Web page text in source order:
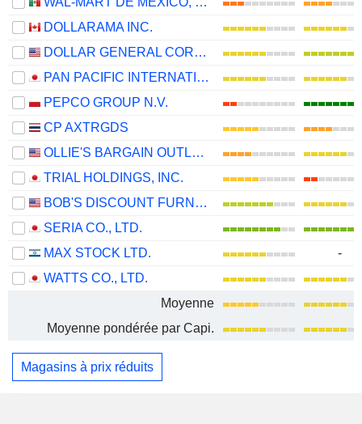
DOLLARAMA INC.
DOLLAR GENERAL CORPORATION
PAN PACIFIC INTERNATIONAL HOLDINGS CORPORATION
PEPCO GROUP N.V.
CP AXTRGDS
OLLIE'S BARGAIN OUTLET HOLDINGS, INC.
TRIAL HOLDINGS, INC.
BOB'S DISCOUNT FURNITURE, INC.
SERIA CO., LTD.
MAX STOCK LTD.
-
WATTS CO., LTD.
Moyenne
Moyenne pondérée par Capi.
Magasins à prix réduits